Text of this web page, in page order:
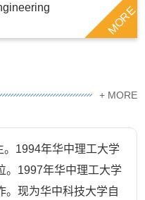
MORE
+ MORE
1994年华中理工大学
。1997年华中理工大学
。现为华中科技大学自